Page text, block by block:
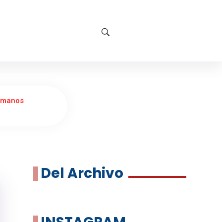
Del Archivo